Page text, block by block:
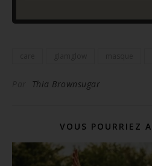
Thia Brownsugar
VOUS POURRIEZ